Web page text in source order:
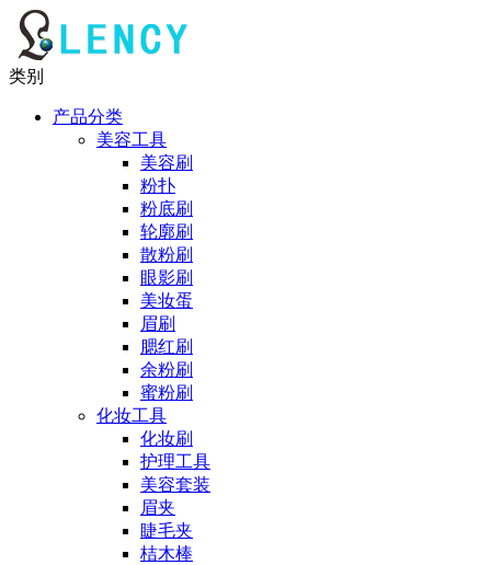
类别
产品分类
美容工具
美容刷
粉扑
粉底刷
轮廓刷
散粉刷
眼影刷
美妆蛋
眉刷
腮红刷
余粉刷
蜜粉刷
化妆工具
化妆刷
护理工具
美容套装
眉夹
睫毛夹
桔木棒